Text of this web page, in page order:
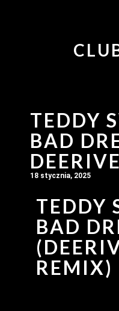
TEDDY
BAD
18 stycznia, 2025
TEDDY
BAD
REMIX)